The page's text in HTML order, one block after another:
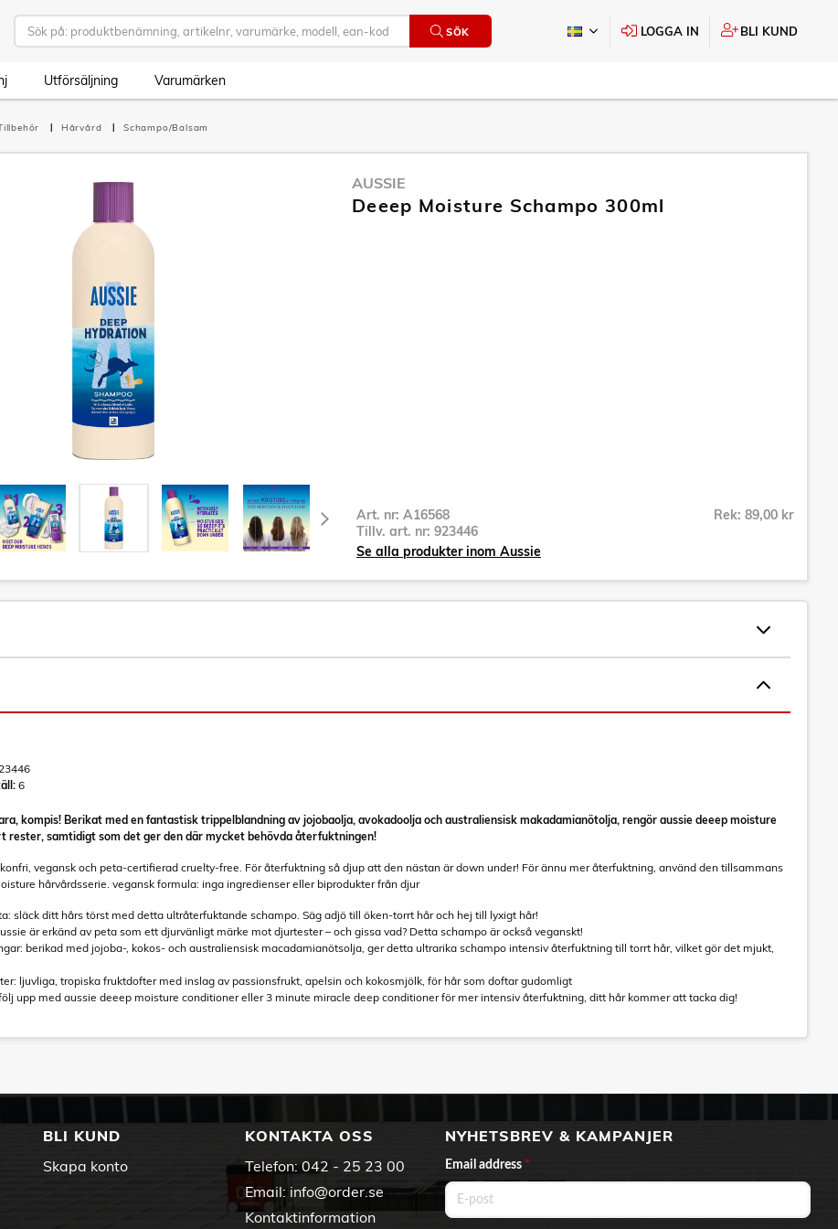
SÖK LOGGA IN BLI KUND
Utförsäljning Varumärken
Hårvård Schampo/Balsam
AUSSIE
Deeep Moisture Schampo 300ml
Art. nr: A16568
Tillv. art. nr: 923446
Rek: 89,00 kr
Se alla produkter inom Aussie
6
kompis! Berikat med en fantastisk trippelblandning av jojobaolja, avokadoolja och australiensisk makadamianötolja, rengör aussie deeep moisture
rester, samtidigt som det ger den där mycket behövda återfuktningen!
vegansk och peta-certifierad cruelty-free. För återfuktning så djup att den nästan är down under! För ännu mer återfuktning, använd den tillsammans
hårvårdsserie. vegansk formula: inga ingredienser eller biprodukter från djur
släck ditt hårs törst med detta ultråterfuktande schampo. Säg adjö till öken-torrt hår och hej till lyxigt hår!
är erkänd av peta som ett djurvänligt märke mot djurtester – och gissa vad? Detta schampo är också veganskt!
berikad med jojoba-, kokos- och australiensisk macadamianötsolja, ger detta ultrarika schampo intensiv återfuktning till torrt hår, vilket gör det mjukt,
ljuvliga, tropiska fruktdofter med inslag av passionsfrukt, apelsin och kokosmjölk, för hår som doftar gudomligt
upp med aussie deeep moisture conditioner eller 3 minute miracle deep conditioner för mer intensiv återfuktning, ditt hår kommer att tacka dig!
BLI KUND
Skapa konto
KONTAKTA OSS
Telefon: 042 - 25 23 00
Email: info@order.se
Kontaktinformation
NYHETSBREV & KAMPANJER
Email address *